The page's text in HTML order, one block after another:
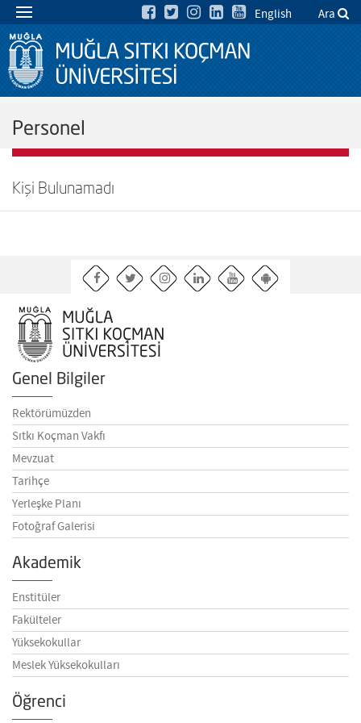
English Ara
Personel
Kişi Bulunamadı
Genel Bilgiler
Rektörümüzden
Sıtkı Koçman Vakfı
Mevzuat
Tarihçe
Yerleşke Planı
Fotoğraf Galerisi
Akademik
Enstitüler
Fakülteler
Yüksekokullar
Meslek Yüksekokulları
Öğrenci